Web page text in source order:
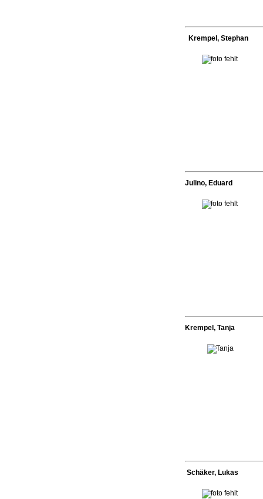
Krempel, Stephan
Julino, Eduard
Krempel, Tanja
Schäker, Lukas